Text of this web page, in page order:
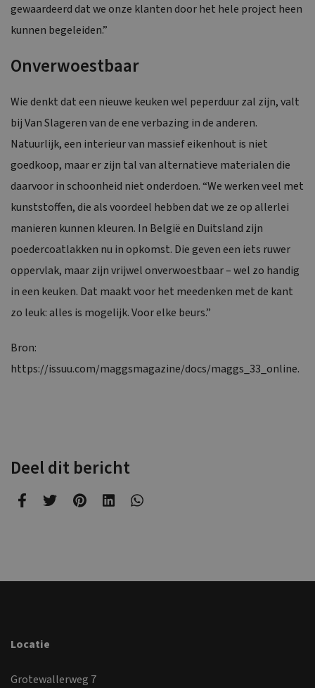
gewaardeerd dat we onze klanten door het hele project heen
kunnen begeleiden.”
Onverwoestbaar
Wie denkt dat een nieuwe keuken wel peperduur zal zijn, valt
bij Van Slageren van de ene verbazing in de anderen.
Natuurlijk, een interieur van massief eikenhout is niet
goedkoop, maar er zijn tal van alternatieve materialen die
daarvoor in schoonheid niet onderdoen. “We werken veel met
kunststoffen, die als voordeel hebben dat we ze op allerlei
manieren kunnen kleuren. In België en Duitsland zijn
poedercoatlakken nu in opkomst. Die geven een iets ruwer
oppervlak, maar zijn vrijwel onverwoestbaar – wel zo handig
in een keuken. Dat maakt voor het meedenken met de kant
zo leuk: alles is mogelijk. Voor elke beurs.”
Bron:
https://issuu.com/maggsmagazine/docs/maggs_33_online.
Deel dit bericht
Locatie
Grotewallerweg 7